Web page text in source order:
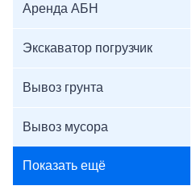
Аренда АБН
Экскаватор погрузчик
Вывоз грунта
Вывоз мусора
Показать ещё